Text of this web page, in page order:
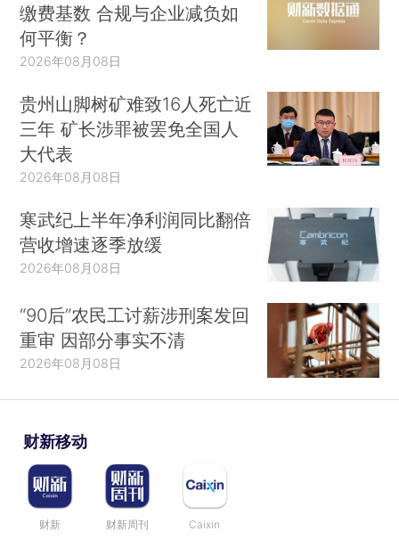
缴费基数 合规与企业减负如
何平衡？
2026年08月08日
贵州山脚树矿难致16人死亡近
三年 矿长涉罪被罢免全国人
大代表
2026年08月08日
寒武纪上半年净利润同比翻倍
营收增速逐季放缓
2026年08月08日
“90后”农民工讨薪涉刑案发回
重审 因部分事实不清
2026年08月08日
财新移动
财新 财新周刊 Caixin